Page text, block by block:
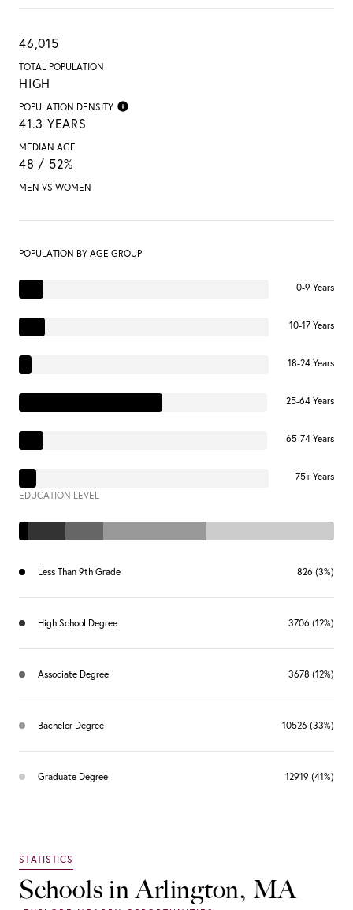
46,015
TOTAL POPULATION
HIGH
POPULATION DENSITY
41.3 YEARS
MEDIAN AGE
48 / 52%
MEN VS WOMEN
POPULATION BY AGE GROUP
0-9 Years
10-17 Years
18-24 Years
25-64 Years
65-74 Years
75+ Years
EDUCATION LEVEL
Less Than 9th Grade 826 (3%)
High School Degree 3706 (12%)
Associate Degree 3678 (12%)
Bachelor Degree 10526 (33%)
Graduate Degree 12919 (41%)
Schools in Arlington, MA